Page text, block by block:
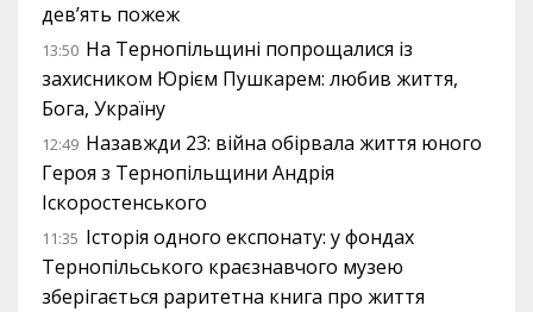
дев’ять пожеж
13:50 На Тернопільщині попрощалися із
захисником Юрієм Пушкарем: любив життя,
Бога, Україну
12:49 Назавжди 23: війна обірвала життя юного
Героя з Тернопільщини Андрія
Іскоростенського
11:35 Історія одного експонату: у фондах
Тернопільського краєзнавчого музею
зберігається раритетна книга про життя